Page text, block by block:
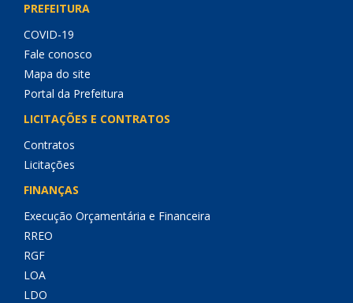
PREFEITURA
COVID-19
Fale conosco
Mapa do site
Portal da Prefeitura
LICITAÇÕES E CONTRATOS
Contratos
Licitações
FINANÇAS
Execução Orçamentária e Financeira
RREO
RGF
LOA
LDO